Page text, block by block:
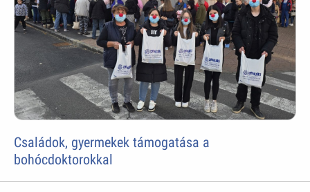
Családok, gyermekek támogatása a
bohócdoktorokkal